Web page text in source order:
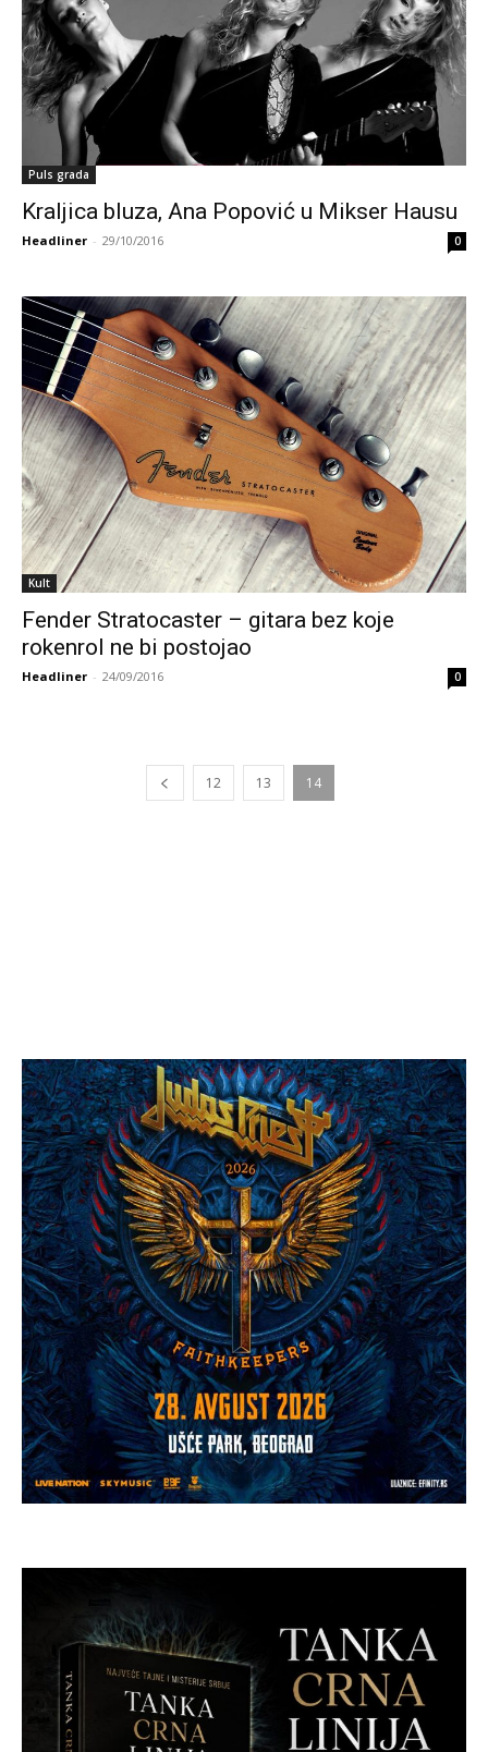
Puls grada
Kraljica bluza, Ana Popović u Mikser Hausu
Headliner - 29/10/2016 0
Kult
Fender Stratocaster – gitara bez koje
rokenrol ne bi postojao
Headliner - 24/09/2016 0
12 13 14